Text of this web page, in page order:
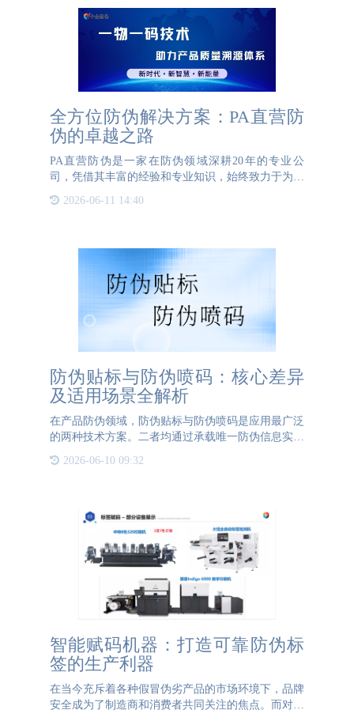
全方位防伪解决方案：PA直营防
伪的卓越之路
PA直营防伪是一家在防伪领域深耕20年的专业公
司，凭借其丰富的经验和专业知识，始终致力于为客
户量身定制个性化、高性价比的防伪解决方案。PA
直营防伪的服务范围不仅限于传统的防伪标签和防伪
2026-06-11 14:40
防伪贴标与防伪喷码：核心差异
及适用场景全解析
在产品防伪领域，防伪贴标与防伪喷码是应用最广泛
的两种技术方案。二者均通过承载唯一防伪信息实现
溯源验证，但在技术路径、核心特征及适用场景上存
在显著差异，企业需结合产品特性精准选择。 技术
2026-06-10 09:32
智能赋码机器：打造可靠防伪标
签的生产利器
在当今充斥着各种假冒伪劣产品的市场环境下，品牌
安全成为了制造商和消费者共同关注的焦点。而对于